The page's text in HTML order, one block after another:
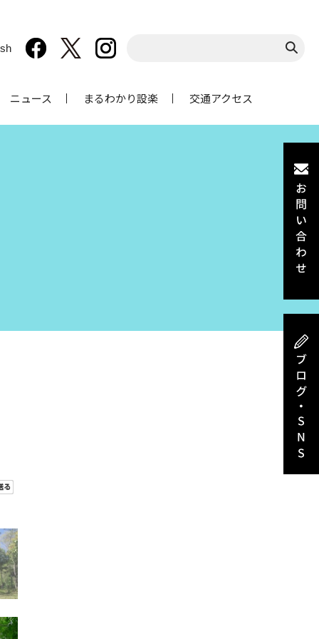
ニュース まるわかり設楽 交通アクセス